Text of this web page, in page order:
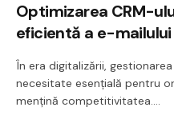
Optimizarea CRM-
eficientă a e-mailului
În era digitalizării,
necesitate esențială pentru
mențină competitivitatea.…